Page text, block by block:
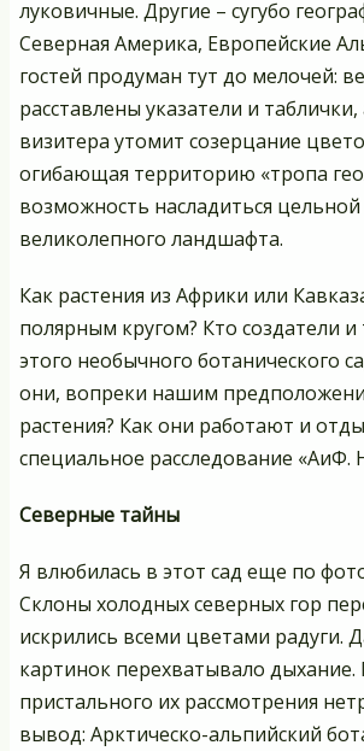
луковичные. Другие – сугубо
Северная Америка, Европейские
гостей продуман тут до мелочей:
расставлены указатели и таблички,
визитера утомит созерцание
огибающая территорию «тропа
возможность насладиться
великолепного ландшафта.
Как растения из Африки или
полярным кругом? Кто создатели
этого необычного ботанического
они, вопреки нашим
растения? Как они работают и
специальное расследование «АиФ.
Северные тайны
Я влюбилась в этот сад еще по
Склоны холодных северных гор
искрились всеми цветами радуги.
картинок перехватывало дыхание.
пристального их рассмотрения
вывод: Арктическо-альпийский